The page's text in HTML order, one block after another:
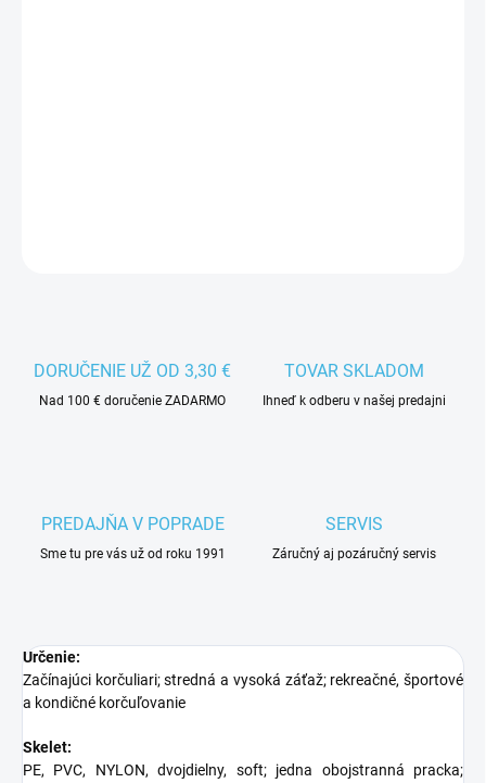
DORUČENIE UŽ OD 3,30 €
Nad 100 € doručenie ZADARMO
TOVAR SKLADOM
Ihneď k odberu v našej predajni
PREDAJŇA V POPRADE
Sme tu pre vás už od roku 1991
SERVIS
Záručný aj pozáručný servis
Určenie:
Začínajúci korčuliari; stredná a vysoká záťaž; rekreačné, športové
a kondičné korčuľovanie
Skelet:
PE, PVC, NYLON, dvojdielny, soft; jedna obojstranná pracka;